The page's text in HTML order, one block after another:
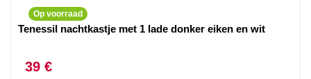
Op voorraad
Tenessil nachtkastje met 1 lade donker eiken en wit
39 €